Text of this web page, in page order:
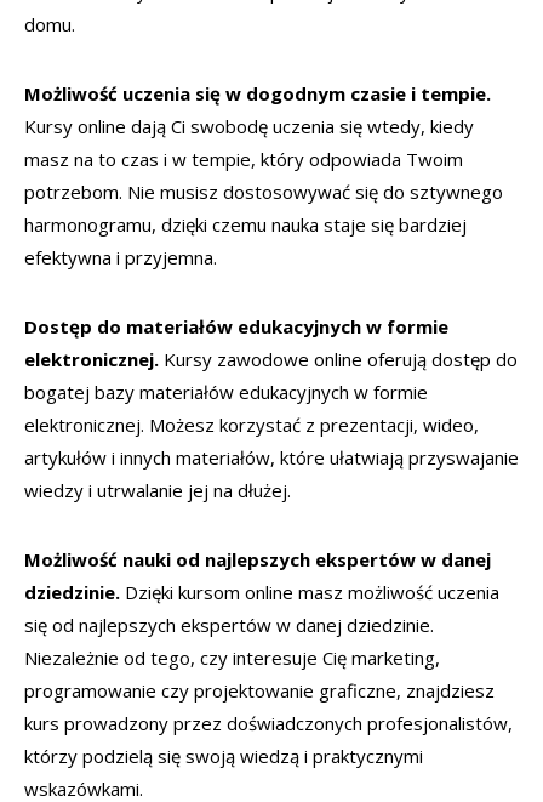
domu.
Możliwość uczenia się w dogodnym czasie i tempie.
Kursy online dają Ci swobodę uczenia się wtedy, kiedy
masz na to czas i w tempie, który odpowiada Twoim
potrzebom. Nie musisz dostosowywać się do sztywnego
harmonogramu, dzięki czemu nauka staje się bardziej
efektywna i przyjemna.
Dostęp do materiałów edukacyjnych w formie
elektronicznej. Kursy zawodowe online oferują dostęp do
bogatej bazy materiałów edukacyjnych w formie
elektronicznej. Możesz korzystać z prezentacji, wideo,
artykułów i innych materiałów, które ułatwiają przyswajanie
wiedzy i utrwalanie jej na dłużej.
Możliwość nauki od najlepszych ekspertów w danej
dziedzinie. Dzięki kursom online masz możliwość uczenia
się od najlepszych ekspertów w danej dziedzinie.
Niezależnie od tego, czy interesuje Cię marketing,
programowanie czy projektowanie graficzne, znajdziesz
kurs prowadzony przez doświadczonych profesjonalistów,
którzy podzielą się swoją wiedzą i praktycznymi
wskazówkami.